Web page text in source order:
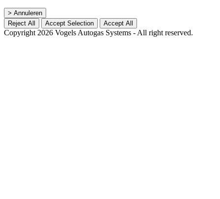
> Annuleren
Reject All
Accept Selection Accept All
Copyright 2026 Vogels Autogas Systems - All right reserved.